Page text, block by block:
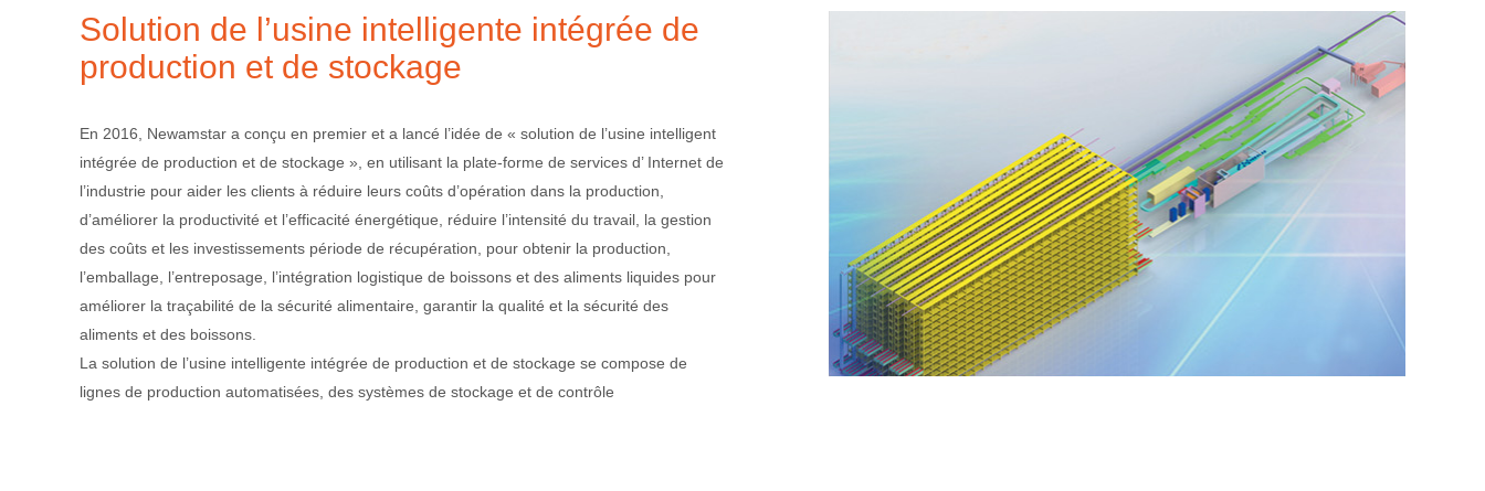
Solution de l’usine intelligente intégrée de
production et de stockage
En 2016, Newamstar a conçu en premier et a lancé l’idée de « solution de l’usine intelligent
intégrée de production et de stockage », en utilisant la plate-forme de services d’ Internet de
l’industrie pour aider les clients à réduire leurs coûts d’opération dans la production,
d’améliorer la productivité et l’efficacité énergétique, réduire l’intensité du travail, la gestion
des coûts et les investissements période de récupération, pour obtenir la production,
l’emballage, l’entreposage, l’intégration logistique de boissons et des aliments liquides pour
améliorer la traçabilité de la sécurité alimentaire, garantir la qualité et la sécurité des
aliments et des boissons.
La solution de l’usine intelligente intégrée de production et de stockage se compose de
lignes de production automatisées, des systèmes de stockage et de contrôle